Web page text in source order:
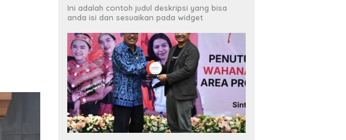
Ini adalah contoh judul deskripsi yang bisa
anda isi dan sesuaikan pada widget